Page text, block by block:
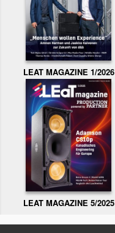
LEAT MAGAZINE 1/2026
LEAT MAGAZINE 5/2025